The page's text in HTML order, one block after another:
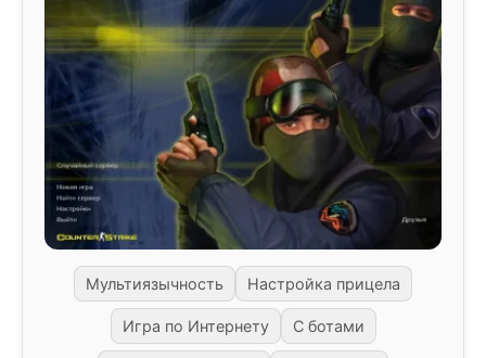
Мультиязычность Настройка прицела
Игра по Интернету С ботами